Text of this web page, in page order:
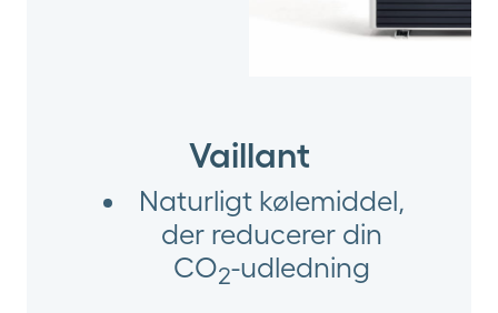
Vaillant
Naturligt kølemiddel,
der reducerer din
CO2-udledning